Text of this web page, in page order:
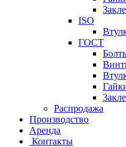
ISO
ГОСТ
Распродажа
Производство
Аренда
Контакты